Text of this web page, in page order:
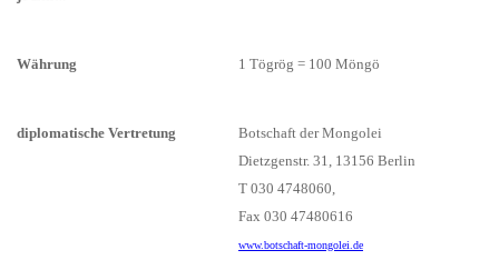
Währung 1 Tögrög = 100 Möngö
diplomatische Vertretung
Botschaft der Mongolei
Dietzgenstr. 31, 13156 Berlin
T 030 4748060,
Fax 030 47480616
www.botschaft-mongolei.de